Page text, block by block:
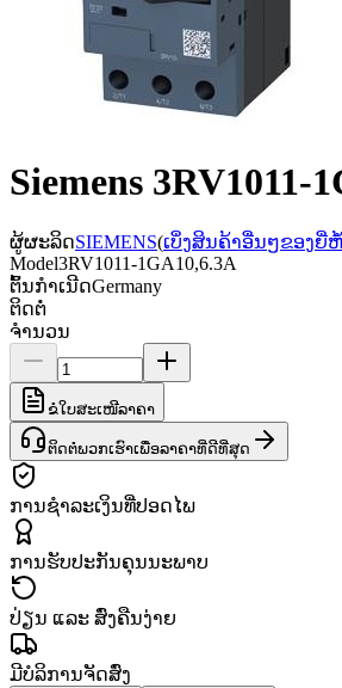
Siemens 3RV1011-
ຜູ້ຜະລິດSIEMENS(ເບິ່ງສິນຄ້າອື່ນໆຂອງຍີ່
Model3RV1011-1GA10,6.3A
ຕົ້ນກຳເນີດGermany
ຕິດຕໍ່
ຈຳນວນ
ຂໍໃບສະເໜີລາຄາ
ຕິດຕໍ່ພວກເຮົາເພື່ອລາຄາທີ່ດີທີ່ສຸດ
ການຊຳລະເງິນທີ່ປອດໄພ
ການຮັບປະກັນຄຸນນະພາບ
ປ່ຽນ ແລະ ສົ່ງຄືນງ່າຍ
ມີບໍລິການຈັດສົ່ງ